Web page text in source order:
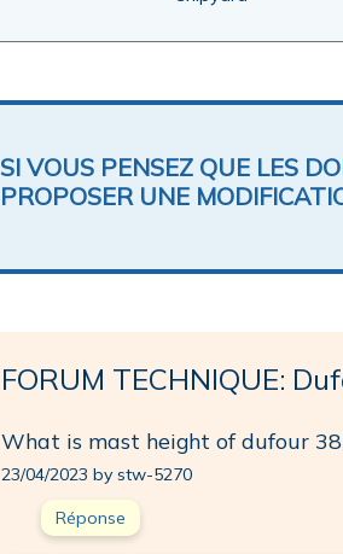
SI VOUS PENSEZ QUE LES
PROPOSER UNE
FORUM TECHNIQUE:
What is mast height of dufour
23/04/2023 by stw-5270
Réponse